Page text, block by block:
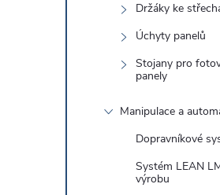
Držáky ke
Úchyty panelů
Stojany pro
panely
Manipulace a
Dopravníkové
Systém LEAN
výrobu